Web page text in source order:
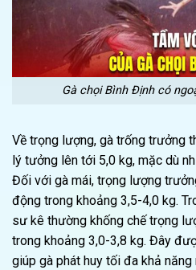
Gà chọi Bình Định có
Về trọng lượng, gà trống trưởng
lý tưởng lên tới 5,0 kg, mặc dù
Đối với gà mái, trọng lượng
động trong khoảng 3,5-4,0 kg.
sư kê thường khống chế trọng
trong khoảng 3,0-3,8 kg. Đây
giúp gà phát huy tối đa khả